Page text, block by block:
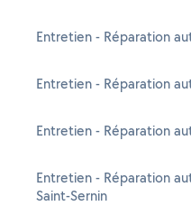
Entretien - Réparation
Entretien - Réparation
Entretien - Réparation
Entretien - Réparation
Saint-Sernin